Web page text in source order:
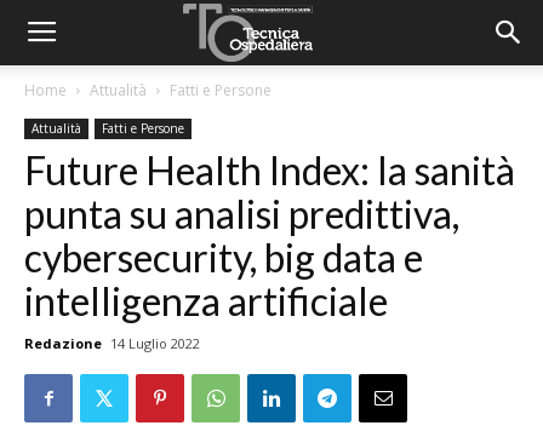
Home Attualità Fatti e Persone
Attualità Fatti e Persone
Future Health Index: la sanità
punta su analisi predittiva,
cybersecurity, big data e
intelligenza artificiale
Redazione 14 Luglio 2022